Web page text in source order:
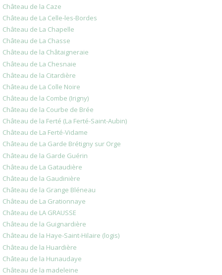
Château de la Caze
Château de La Celle-les-Bordes
Château de La Chapelle
Château de La Chasse
Château de la Châtaigneraie
Château de La Chesnaie
Château de la Citardière
Château de La Colle Noire
Château de la Combe (Irigny)
Château de la Courbe de Brée
Château de la Ferté (La Ferté-Saint-Aubin)
Château de La Ferté-Vidame
Château de La Garde Brétigny sur Orge
Château de la Garde Guérin
Château de La Gataudière
Château de la Gaudinière
Château de la Grange Bléneau
Château de La Grationnaye
Château de LA GRAUSSE
Château de la Guignardière
Château de la Haye-Saint-Hilaire (logis)
Château de la Huardière
Château de la Hunaudaye
Château de la madeleine